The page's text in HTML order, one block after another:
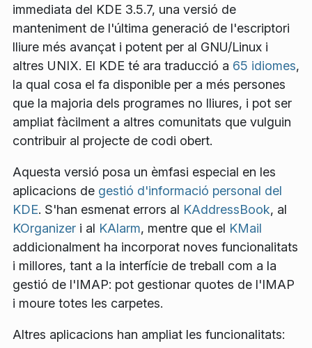
immediata del KDE 3.5.7, una versió de
manteniment de l'última generació de l'escriptori
lliure més avançat i potent per al GNU/Linux i
altres UNIX. El KDE té ara traducció a 65 idiomes,
la qual cosa el fa disponible per a més persones
que la majoria dels programes no lliures, i pot ser
ampliat fàcilment a altres comunitats que vulguin
contribuir al projecte de codi obert.
Aquesta versió posa un èmfasi especial en les
aplicacions de gestió d'informació personal del
KDE. S'han esmenat errors al KAddressBook, al
KOrganizer i al KAlarm, mentre que el KMail
addicionalment ha incorporat noves funcionalitats
i millores, tant a la interfície de treball com a la
gestió de l'IMAP: pot gestionar quotes de l'IMAP
i moure totes les carpetes.
Altres aplicacions han ampliat les funcionalitats: